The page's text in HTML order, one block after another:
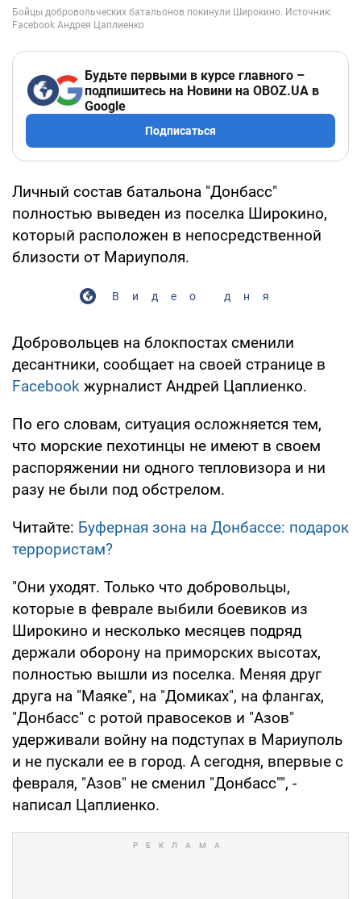
Будьте первыми в курсе главного –
подпишитесь на Новини на OBOZ.UA в
Google
Подписаться
Личный состав батальона "Донбасс"
полностью выведен из поселка Широкино,
который расположен в непосредственной
близости от Мариуполя.
Видео дня
Добровольцев на блокпостах сменили
десантники, сообщает на своей странице в
Facebook журналист Андрей Цаплиенко.
По его словам, ситуация осложняется тем,
что морские пехотинцы не имеют в своем
распоряжении ни одного тепловизора и ни
разу не были под обстрелом.
Читайте: Буферная зона на Донбассе: подарок
террористам?
"Они уходят. Только что добровольцы,
которые в феврале выбили боевиков из
Широкино и несколько месяцев подряд
держали оборону на приморских высотах,
полностью вышли из поселка. Меняя друг
друга на "Маяке", на "Домиках", на флангах,
"Донбасс" с ротой правосеков и "Азов"
удерживали войну на подступах в Мариуполь
и не пускали ее в город. А сегодня, впервые с
февраля, "Азов" не сменил "Донбасс"", -
написал Цаплиенко.